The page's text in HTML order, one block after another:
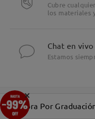
Cubre
los materiales
Chat en
Estamos
Compra Por
×